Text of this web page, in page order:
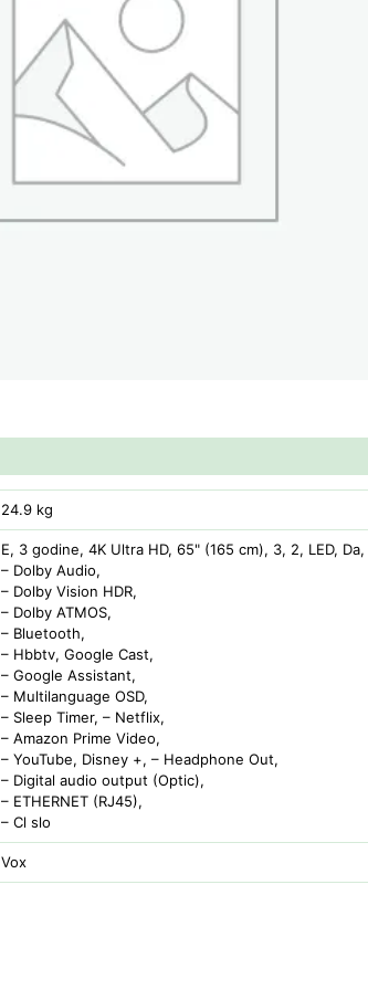
24.9 kg
E, 3 godine, 4K Ultra HD, 65" (165 cm), 3, 2, LED, Da,
– Dolby Audio,
– Dolby Vision HDR,
– Dolby ATMOS,
– Bluetooth,
– Hbbtv, Google Cast,
– Google Assistant,
– Multilanguage OSD,
– Sleep Timer, – Netflix,
– Amazon Prime Video,
– YouTube, Disney +, – Headphone Out,
– Digital audio output (Optic),
– ETHERNET (RJ45),
– Cl slo
Vox